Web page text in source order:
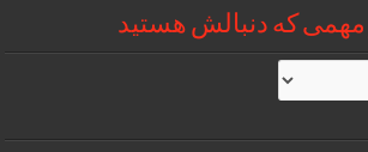
که دنبالش هستید